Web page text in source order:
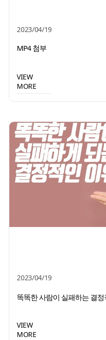
2023/04/19
MP4 첨부
VIEW
MORE
2023/04/19
똑똑한 사람이 실패하는 결
VIEW
MORE